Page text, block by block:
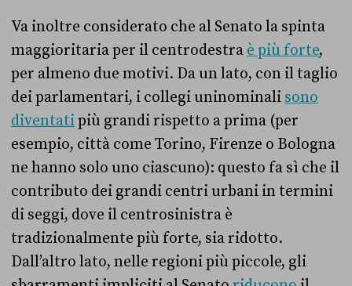
Va inoltre considerato che al Senato la spinta
maggioritaria per il centrodestra è più forte,
per almeno due motivi. Da un lato, con il taglio
dei parlamentari, i collegi uninominali sono
diventatipiù grandi rispetto a prima (per
esempio, città come Torino, Firenze o Bologna
ne hanno solo uno ciascuno): questo fa sì che il
contributo dei grandi centri urbani in termini
di seggi, dove il centrosinistra è
tradizionalmente più forte, sia ridotto.
Dall’altro lato, nelle regioni più piccole, gli